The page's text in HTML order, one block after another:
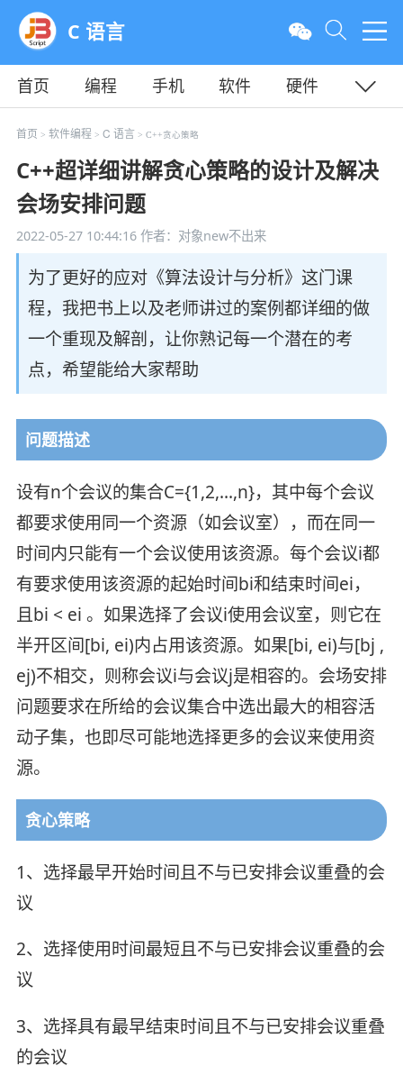
C 语言
首页 编程 手机 软件
硬件
教程
平面 服务器
首页 > 软件编程 > C 语言 > C++贪心策略
C++超详细讲解贪心策略的设计及解决
会场安排问题
2022-05-27 10:44:16作者：对象new不出来
为了更好的应对《算法设计与分析》这门课
程，我把书上以及老师讲过的案例都详细的做
一个重现及解剖，让你熟记每一个潜在的考
点，希望能给大家帮助
问题描述
设有n个会议的集合C={1,2,…,n}，其中每个会议
都要求使用同一个资源（如会议室），而在同一
时间内只能有一个会议使用该资源。每个会议i都
有要求使用该资源的起始时间bi和结束时间ei，
且bi < ei 。如果选择了会议i使用会议室，则它在
半开区间[bi, ei)内占用该资源。如果[bi, ei)与[bj ,
ej)不相交，则称会议i与会议j是相容的。会场安排
问题要求在所给的会议集合中选出最大的相容活
动子集，也即尽可能地选择更多的会议来使用资
源。
贪心策略
1、选择最早开始时间且不与已安排会议重叠的会
议
2、选择使用时间最短且不与已安排会议重叠的会
议
3、选择具有最早结束时间且不与已安排会议重叠
的会议